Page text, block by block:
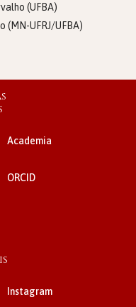
(UFBA)
(MN-UFRJ/UFBA)
Academia
ORCID
Instagram